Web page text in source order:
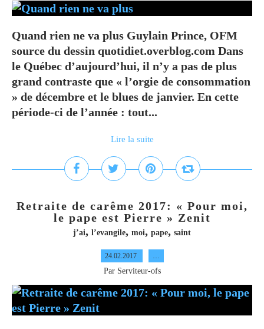
Quand rien ne va plus Guylain Prince, OFM
source du dessin quotidiet.overblog.com Dans
le Québec d’aujourd’hui, il n’y a pas de plus
grand contraste que « l’orgie de consommation
» de décembre et le blues de janvier. En cette
période-ci de l’année : tout...
Lire la suite
Retraite de carême 2017: « Pour moi,
le pape est Pierre » Zenit
j’ai, l’evangile, moi, pape, saint
24.02.2017 …
Par Serviteur-ofs